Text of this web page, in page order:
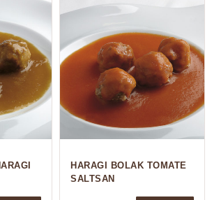
HARAGI BOLAK TOMATE
SALTSAN